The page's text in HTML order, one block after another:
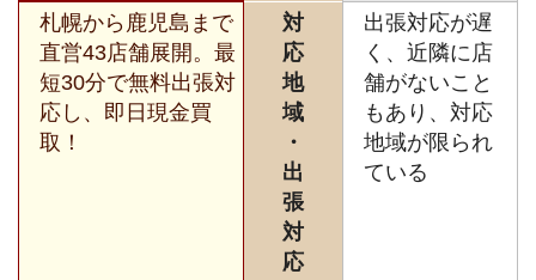
札幌から鹿児島まで
直営43店舗展開。最
短30分で無料出張対
応し、即日現金買
取！
対
応
地
域
・
出
張
対
応
出張対応が遅
く、近隣に店
舗がないこと
もあり、対応
地域が限られ
ている